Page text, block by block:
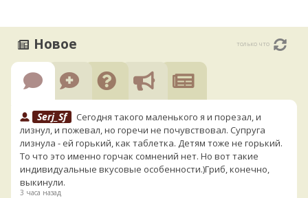
Новое только что
Serj_Sf
Сегодня такого маленького я и порезал, и
лизнул, и пожевал, но горечи не почувствовал. Супруга
лизнула - ей горький, как таблетка. Детям тоже не горький.
То что это именно горчак сомнений нет. Но вот такие
индивидуальные вкусовые особенности.)Гриб, конечно,
выкинули.
3 часа назад